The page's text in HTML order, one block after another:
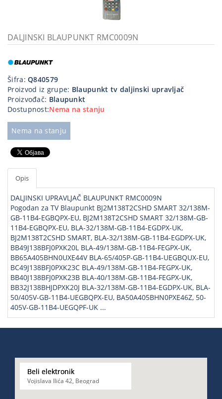
priključci
tehnika
Poslovna
oprema,računari
DALJINSKI BLAUPUNKT RMC0009N
Šifra:Q840579
Proizvod iz grupe: Blaupunkt tv daljinski upravljač
Proizvođač: Blaupunkt
Dostupnost:Nema na stanju
Nema na stanju
Opis
DALJINSKI UPRAVLJAČ BLAUPUNKT RMC0009N
Pogodan za TV Blaupunkt BJ2M138T2CSHD SMART 32/138M-
GB-11B4-EGBQPX-EU, BJ2M138T2CSHD SMART 32/138M-GB-
11B4-EGBQPX-EU, BLA-32/138M-GB-11B4-EGDPX-UK,
BJ2M138T2CSHD SMART, BLA-32/138M-GB-11B4-EGDPX-UK,
BB49J138BFJ0PXK20L BLA-49/138M-GB-11B4-FEGPX-UK,
BB65A405BHN0UXE44V BLA-65/405P-GB-11B4-UEGBQUX-EU,
BC49J138BFJ0PXK23C BLA-49/138M-GB-11B4-FEGPX-UK,
BB40J138BFJ0PXK23B BLA-40/138M-GB-11B4-FEGPX-UK,
BB32J138BHJDPXK20J BLA-32/138M-GB-11B4-EGDPX-UK, BLA-
50/405V-GB-11B4-UEGBQPX-EU, BA50A405BHN0PXE46Z, 50-
405V-GB-11B4-UEGQPF-UK ...
Beli elektronik
Vojislava Ilića 42, Beograd